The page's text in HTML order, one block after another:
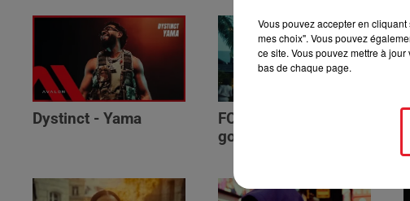
Dystinct - Yama
FOLA & Victony -
golibe
Vous pouvez accepter en
mes choix". Vous pouvez
ce site. Vous pouvez mettre à
bas de chaque page.